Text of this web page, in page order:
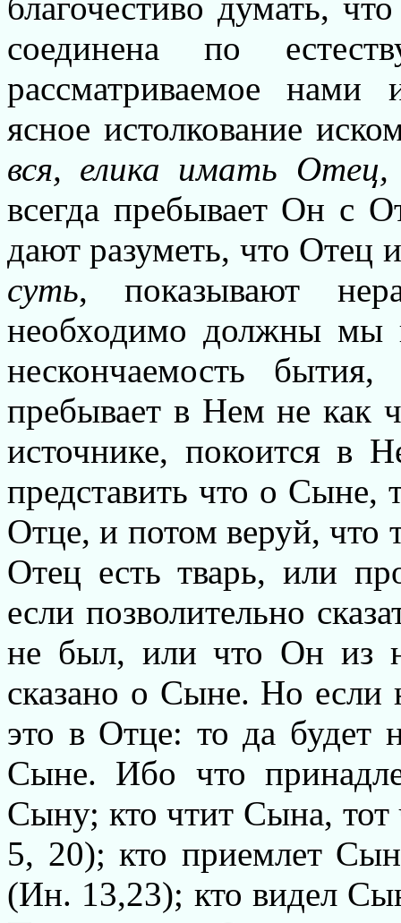
соединена по
рассматриваемое нами
ясное истолкование
вся, елика имать
всегда пребывает Он с
дают разуметь, что Отец
суть, показывают
необходимо должны мы
нескончаемость
пребывает в Нем не как
источнике, покоится
представить что о Сыне,
Отце, и потом веруй, что
Отец есть тварь, или
если позволительно
не был, или что Он из
сказано о Сыне. Но если
это в Отце: то да будет
Сыне. Ибо что
Сыну; кто чтит Сына,
5, 20); кто приемлет
(Ин. 13,23); кто видел